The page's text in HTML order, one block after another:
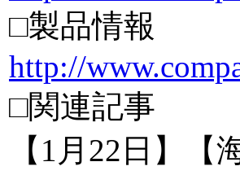
□製品情報
http://
□関連記事
【1月22日】